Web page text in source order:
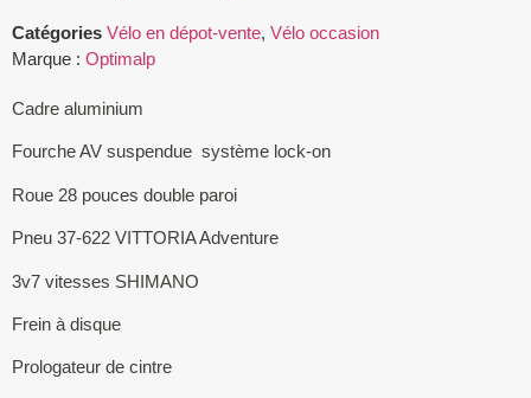
Catégories Vélo en dépot-vente, Vélo occasion
Marque : Optimalp
Cadre aluminium
Fourche AV suspendue système lock-on
Roue 28 pouces double paroi
Pneu 37-622 VITTORIA Adventure
3v7 vitesses SHIMANO
Frein à disque
Prologateur de cintre